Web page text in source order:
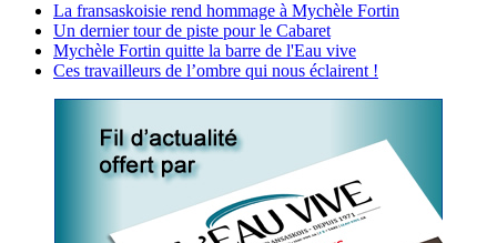
La fransaskoisie rend hommage à Mychèle Fortin
Un dernier tour de piste pour le Cabaret
Mychèle Fortin quitte la barre de l'Eau vive
Ces travailleurs de l’ombre qui nous éclairent !